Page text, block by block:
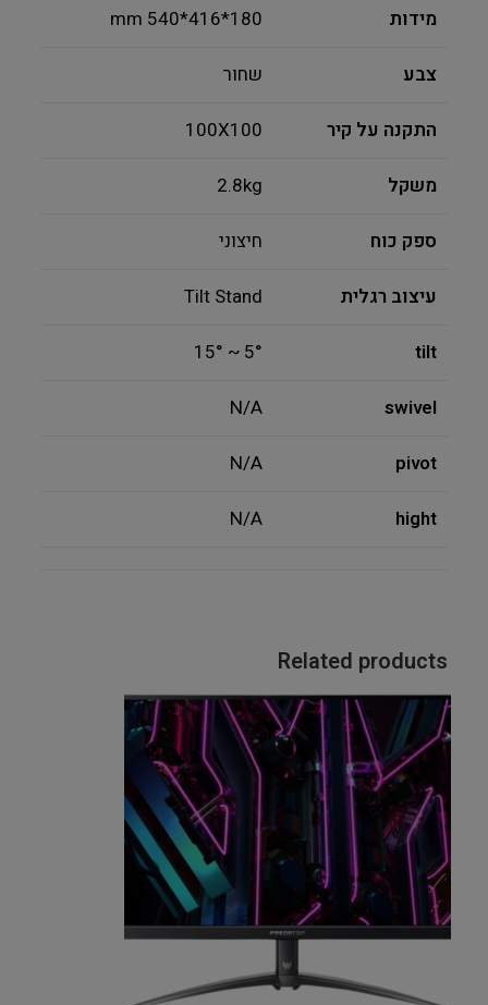
מידות 180*416*540 mm
צבע שחור
התקנה על קיר 100X100
משקל 2.8kg
ספק כוח חיצוני
עיצוב רגלית Tilt Stand
tilt
5° ~ 15°
swivel
N/A
pivot
N/A
hight
N/A
Related products